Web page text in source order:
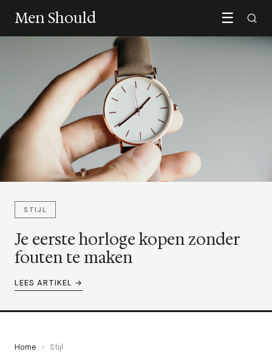
Men Should ☰
STIJL
Je eerste horloge kopen zonder
fouten te maken
LEES ARTIKEL →
Home › Stijl